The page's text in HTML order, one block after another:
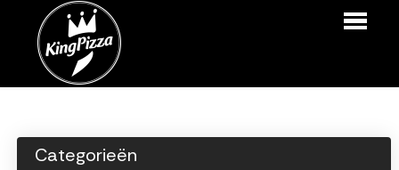
BESTELLEN
Categorieën